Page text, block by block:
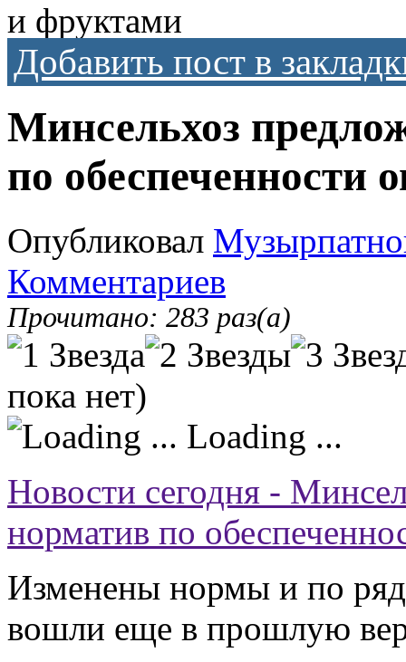
и фруктами
Добавить пост в
Минсельхоз
по
Опубликовал
Комментариев
Прочитано: 283 раз(а)
пока нет)
Loading ...
Новости сегодня -
норматив по
Изменены нормы и по
вошли еще в прошлую